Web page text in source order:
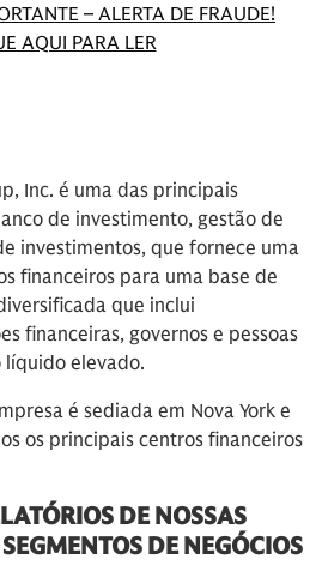
– ALERTA DE FRAUDE!
AQUI PARA LER
Inc. é uma das principais
de investimento, gestão de
investimentos, que fornece uma
financeiros para uma base de
que inclui
financeiras, governos e pessoas
elevado.
é sediada em Nova York e
os principais centros financeiros
DE NOSSAS
DE NEGÓCIOS